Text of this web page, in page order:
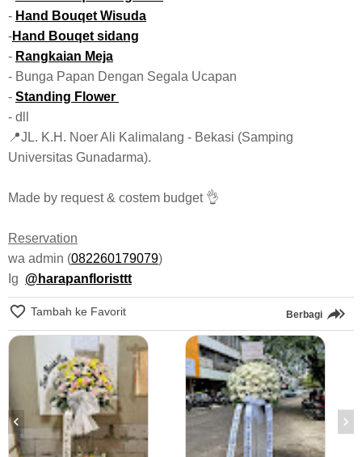
- Hand Bouqet Wisuda
-Hand Bouqet sidang
- Rangkaian Meja
- Bunga Papan Dengan Segala Ucapan
- Standing Flower
- dll
📍JL. K.H. Noer Ali Kalimalang - Bekasi (Samping
Universitas Gunadarma).
Made by request & costem budget 👌
Reservation
wa admin (082260179079)
Ig @harapanfloristtt
Tambah ke Favorit Berbagi